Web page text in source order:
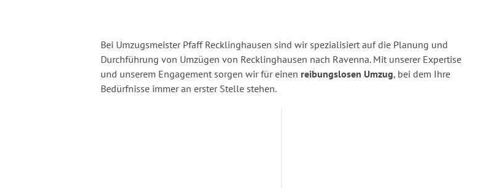
Bei Umzugsmeister Pfaff Recklinghausen sind wir spezialisiert auf die Planung und
Durchführung von Umzügen von Recklinghausen nach Ravenna. Mit unserer Expertise
und unserem Engagement sorgen wir für einen reibungslosen Umzug, bei dem Ihre
Bedürfnisse immer an erster Stelle stehen.